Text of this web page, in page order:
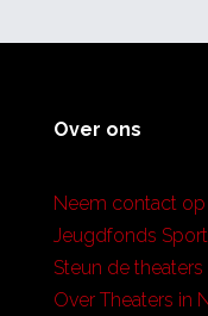
Over ons
Neem contact op
Jeugdfonds
Steun de theaters
Over Theaters in